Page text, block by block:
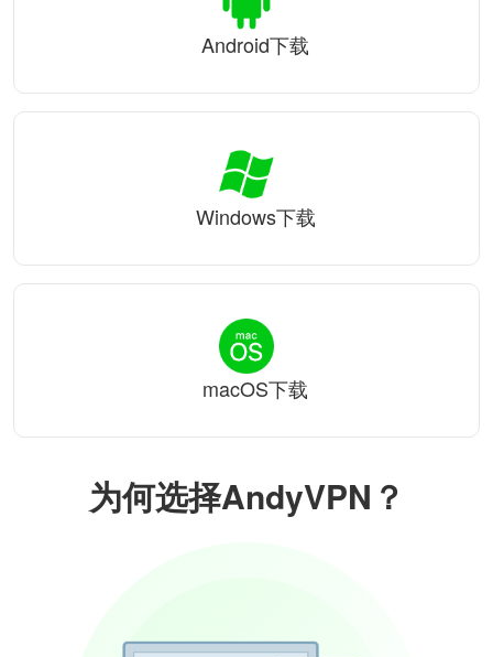
为何选择AndyVPN？
Android下载
Windows下载
macOS下载